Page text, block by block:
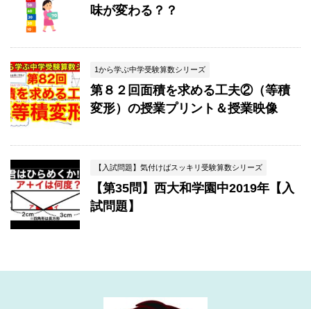
味が変わる？？
1から学ぶ中学受験算数シリーズ
第８２回面積を求める工夫②（等積
変形）の授業プリント＆授業映像
【入試問題】気付けばスッキリ受験算数シリーズ
【第35問】西大和学園中2019年【入
試問題】